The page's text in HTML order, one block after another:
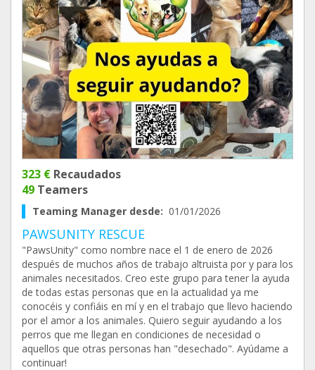
323 € Recaudados
49 Teamers
Teaming Manager desde: 01/01/2026
PAWSUNITY RESCUE
"PawsUnity" como nombre nace el 1 de enero de 2026
después de muchos años de trabajo altruista por y para los
animales necesitados. Creo este grupo para tener la ayuda
de todas estas personas que en la actualidad ya me
conocéis y confiáis en mí y en el trabajo que llevo haciendo
por el amor a los animales. Quiero seguir ayudando a los
perros que me llegan en condiciones de necesidad o
aquellos que otras personas han "desechado". Ayúdame a
continuar!